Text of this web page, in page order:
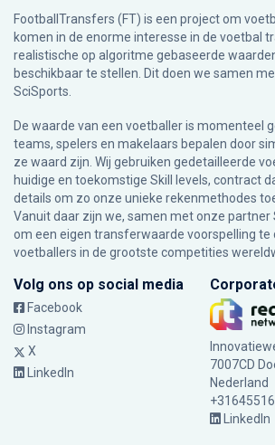
FootballTransfers (FT) is een project om
komen in de enorme interesse in de voetbal
realistische op algoritme gebaseerde
beschikbaar te stellen. Dit doen we samen
SciSports
De waarde van een voetballer is momenteel
teams, spelers en makelaars bepalen door
ze waard zijn. Wij gebruiken gedetailleerde
huidige en toekomstige Skill levels, contract
details om zo onze unieke rekenmethodes
Vanuit daar zijn we, samen met onze partner
om een eigen transferwaarde voorspelling te
voetballers in de grootste competities
Volg ons op social media
Facebook
Instagram
X
LinkedIn
7007CD
Nederland
LinkedIn